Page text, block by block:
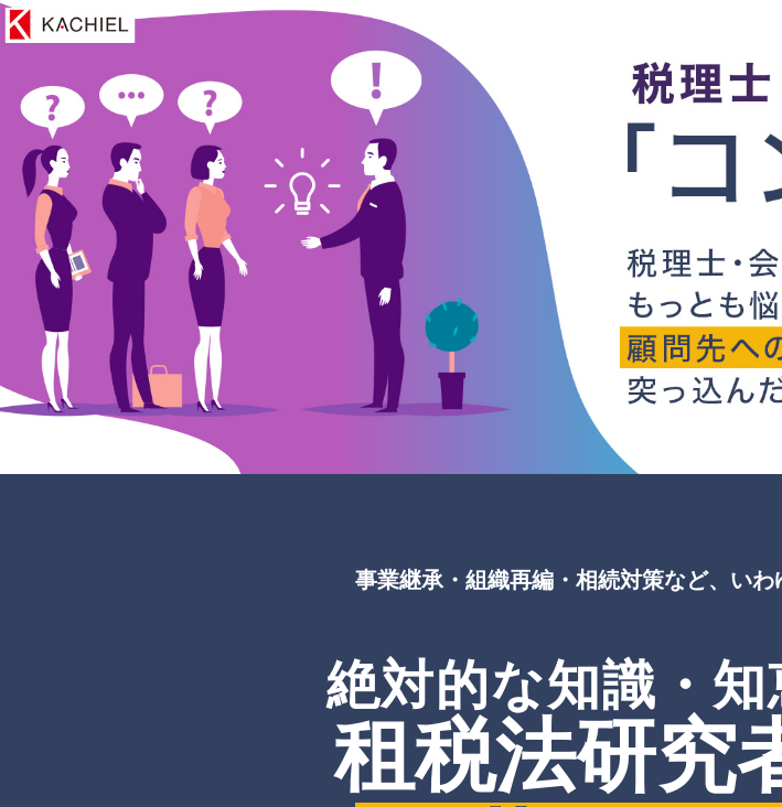
事業継承・組織再編・相続対策など、 いわ
絶対的な知識・ 知
租税法研究